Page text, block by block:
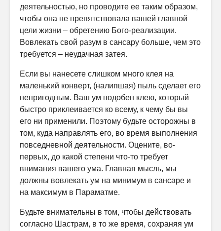
деятельностью, но проводите ее таким образом,
чтобы она не препятствовала вашей главной
цели жизни – обретению Бого-реализации.
Вовлекать свой разум в сансару больше, чем это
требуется – неудачная затея.
Если вы нанесете слишком много клея на
маленький конверт, (налипшая) пыль сделает его
непригодным. Ваш ум подобен клею, который
быстро приклеивается ко всему, к чему бы вы
его ни применили. Поэтому будьте осторожны в
том, куда направлять его, во время выполнения
повседневной деятельности. Оцените, во-
первых, до какой степени что-то требует
внимания вашего ума. Главная мысль, мы
должны вовлекать ум на минимум в сансаре и
на максимум в Параматме.
Будьте внимательны в том, чтобы действовать
согласно Шастрам, в то же время, сохраняя ум